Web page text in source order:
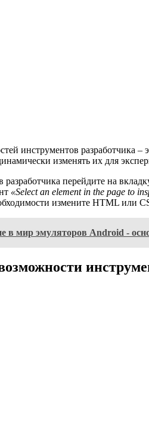
инструментов разработчика
изменять их для
перейдите на
«Select an element in the page to
измените HTML или
в мир эмуляторов Android -